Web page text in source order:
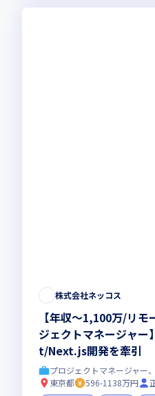
株式会社ネッコス
【年収〜1,100万/リ
ジェクトマネージャ
t/Next.js開発を牽引
プロジェクトマネージャー
東京都
596-1138万円